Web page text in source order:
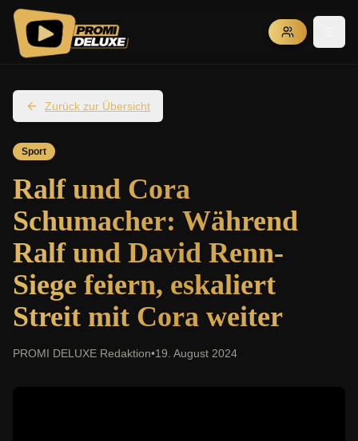
Zurück zur Übersicht
Sport
Ralf und Cora
Schumacher: Während
Ralf und David Renn-
Siege feiern, eskaliert
Streit mit Cora weiter
PROMI DELUXE Redaktion•19. August 2024